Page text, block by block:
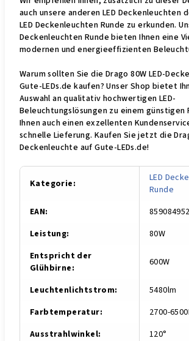
auch unsere anderen LED Deckenleuchten
LED Deckenleuchten Runde zu erkunden.
Deckenleuchten Runde bieten Ihnen eine
modernen und energieeffizienten
Warum sollten Sie die Drago 80W LED-
Gute-LEDs.de kaufen? Unser Shop bietet
Auswahl an qualitativ hochwertigen LED-
Beleuchtungslösungen zu einem günstigen
Ihnen auch einen exzellenten
schnelle Lieferung. Kaufen Sie jetzt die
Deckenleuchte auf Gute-LEDs.de!
Kategorie:
LED
Runde
EAN:
Leistung:
80W
Entspricht der
Glühbirne: 600W
Leuchtenlichtstrom:
5480lm
Farbtemperatur:
2700-
Ausstrahlwinkel:
120°